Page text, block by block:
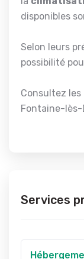
disponibles
Selon leurs
possibilité
Consultez les
Fontaine-lès-
Services